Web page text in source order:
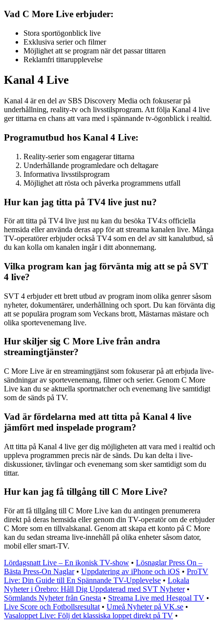
Vad C More Live erbjuder:
Stora sportögonblick live
Exklusiva serier och filmer
Möjlighet att se program när det passar tittaren
Reklamfri tittarupplevelse
Kanal 4 Live
Kanal 4 är en del av SBS Discovery Media och fokuserar på
underhållning, reality-tv och livsstilsprogram. Att följa Kanal 4 live
ger tittarna en chans att vara med i spännande tv-ögonblick i realtid.
Programutbud hos Kanal 4 Live:
Reality-serier som engagerar tittarna
Underhållande programledare och deltagare
Informativa livsstilsprogram
Möjlighet att rösta och påverka programmens utfall
Hur kan jag titta på TV4 live just nu?
För att titta på TV4 live just nu kan du besöka TV4:s officiella
hemsida eller använda deras app för att streama kanalen live. Många
TV-operatörer erbjuder också TV4 som en del av sitt kanalutbud, så
du kan kolla om kanalen ingår i ditt abonnemang.
Vilka program kan jag förvänta mig att se på SVT
4 live?
SVT 4 erbjuder ett brett utbud av program inom olika genrer såsom
nyheter, dokumentärer, underhållning och sport. Du kan förvänta dig
att se populära program som Veckans brott, Mästarnas mästare och
olika sportevenemang live.
Hur skiljer sig C More Live från andra
streamingtjänster?
C More Live är en streamingtjänst som fokuserar på att erbjuda live-
sändningar av sportevenemang, filmer och serier. Genom C More
Live kan du se aktuella sportmatcher och evenemang live samtidigt
som de sänds på TV.
Vad är fördelarna med att titta på Kanal 4 live
jämfört med inspelade program?
Att titta på Kanal 4 live ger dig möjligheten att vara med i realtid och
uppleva programmen precis när de sänds. Du kan delta i live-
diskussioner, tävlingar och evenemang som sker samtidigt som du
tittar.
Hur kan jag få tillgång till C More Live?
För att få tillgång till C More Live kan du antingen prenumerera
direkt på deras hemsida eller genom din TV-operatör om de erbjuder
C More som en tillvalskanal. Genom att skapa ett konto på C More
kan du sedan streama live-innehåll på olika enheter såsom dator,
mobil eller smart-TV.
Lördagsnatt Live – En ikonisk TV-show • Lösnaglar Press On –
Bästa Press-On Naglar• Uppdatering av iPhone och iOS • ProTV
Live: Din Guide till En Spännande TV-Upplevelse • Lokala
Nyheter i Örebro: Håll Dig Uppdaterad med SVT Nyheter•
Sörmlands Nyheter från Gnesta • Streama Live med Hesgoal TV •
Live Score och Fotbollsresultat • Umeå Nyheter på VK.se •
Vasaloppet Live: Följ det klassiska loppet direkt på TV •